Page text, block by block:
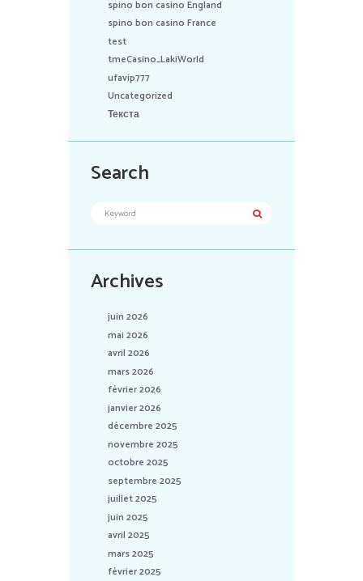
spino bon casino England
spino bon casino France
test
tmeCasino_LakiWorld
ufavip777
Uncategorized
Текста
Search
Archives
juin 2026
mai 2026
avril 2026
mars 2026
février 2026
janvier 2026
décembre 2025
novembre 2025
octobre 2025
septembre 2025
juillet 2025
juin 2025
avril 2025
mars 2025
février 2025